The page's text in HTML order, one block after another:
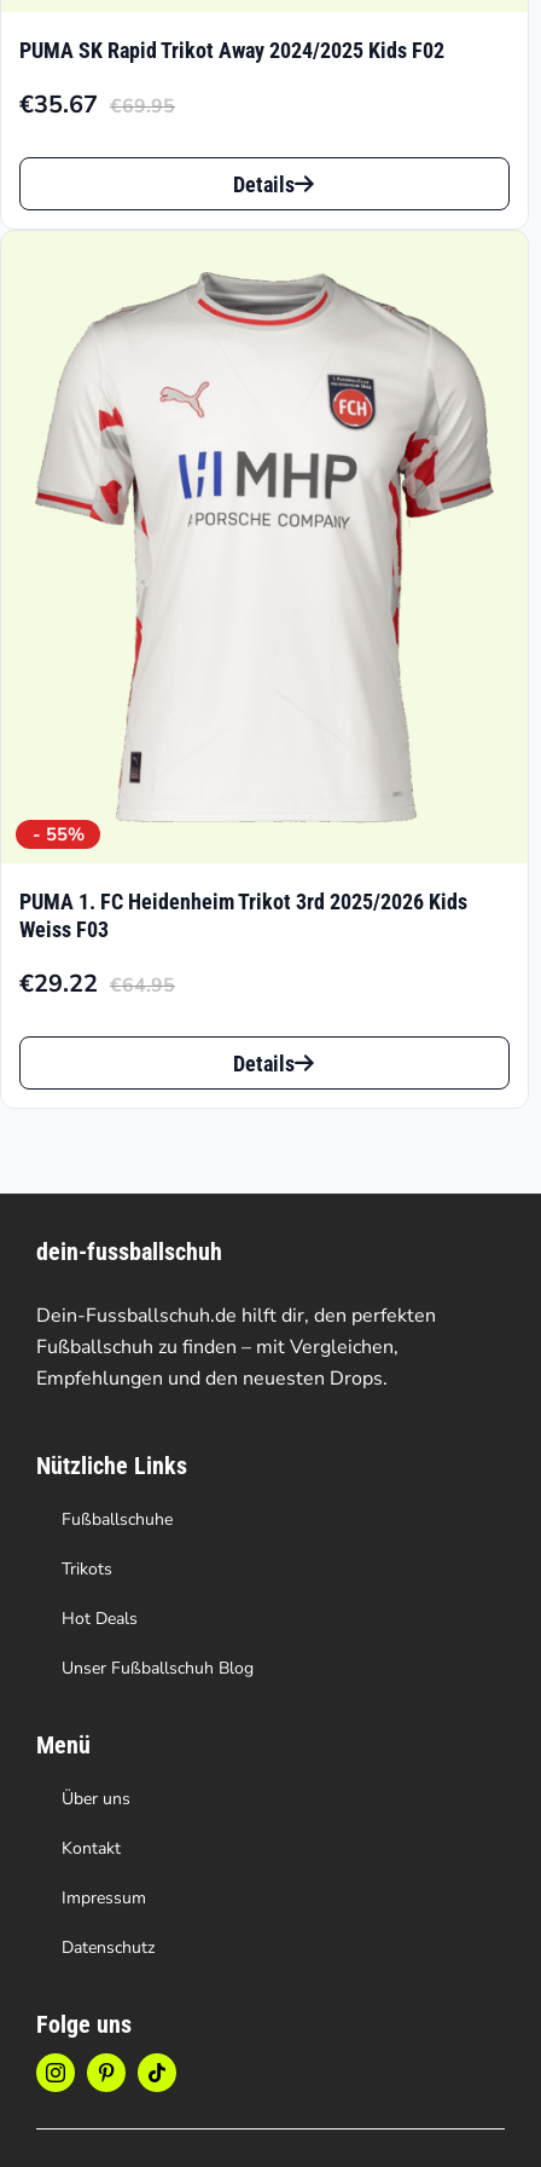
PUMA SK Rapid Trikot Away 2024/2025 Kids F02
€69.95
Ursprünglicher
Preis
€69.95
€35.67
Aktueller
Preis
€35.67.
Dieses
Produkt
Varianten
Die
Optionen
können
Produktseite
Details
- 55%
PUMA 1. FC Heidenheim Trikot 3rd 2025/2026 Kids
Weiss F03
€64.95
Ursprünglicher
Preis
€64.95
€29.22
Aktueller
Preis
€29.22.
Dieses
Produkt
auf.
Die
Optionen
können
der
Produktseite
gewählt
werden
Details
dein-fussballschuh
Dein-Fussballschuh.de hilft dir, den perfekten
Fußballschuh zu finden – mit Vergleichen,
Empfehlungen und den neuesten Drops.
Nützliche Links
Fußballschuhe
Trikots
Hot Deals
Unser Fußballschuh Blog
Menü
Über uns
Kontakt
Impressum
Datenschutz
Folge uns